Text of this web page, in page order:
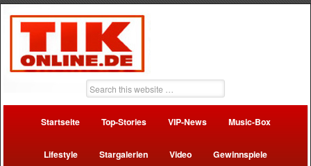
Startseite Top-Stories VIP-News Music-Box
Lifestyle Stargalerien Video Gewinnspiele